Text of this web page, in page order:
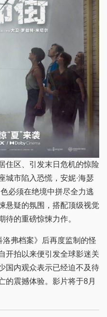
区、引发末日危机的惊险
城市陷入恐慌，安妮·海瑟
必须在绝境中拼尽全力逃
悬疑的氛围，搭配顶级视觉
待的重磅惊悚力作。
弗档案》后再度监制的怪
开拍以来便引发全球影迷关
国内观众表示已经迫不及待
的震撼体验。影片将于8月